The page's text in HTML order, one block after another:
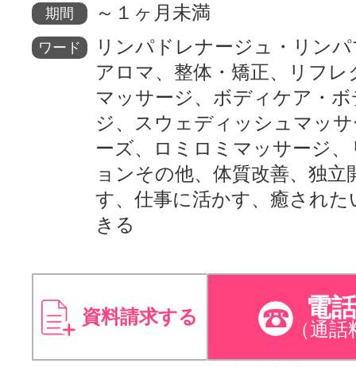
期間 ～１ヶ月未満
ワード
リンパドレナージュ・リン
アロマ、整体・矯正、リフレ
マッサージ、ボディケア・
ジ、スウェディッシュマッ
ーズ、ロミロミマッサージ
ョンその他、体質改善、独立
す、仕事に活かす、癒された
きる
資料請求する 電
（通話